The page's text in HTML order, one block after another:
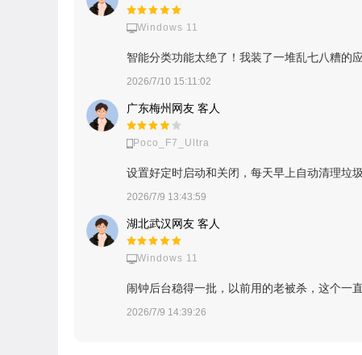
Windows 11
智能分类功能太绝了！我装了一堆乱七八糟的
2026/7/10 15:11:02
广东梅州网友 客人
Poco_F7_Ultra
设置好定时启动和关闭，每天早上自动清理垃
2026/7/9 13:43:59
湖北武汉网友 客人
Windows 11
闹钟后台稳得一批，以前用的老被杀，这个一
2026/7/9 14:39:26